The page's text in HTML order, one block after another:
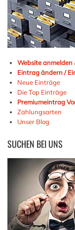
Website anmelden
Eintrag ändern /
Neue Einträge
Die Top Einträge
Premiumeintrag
Zahlungsarten
Unser Blog
SUCHEN BEI UNS